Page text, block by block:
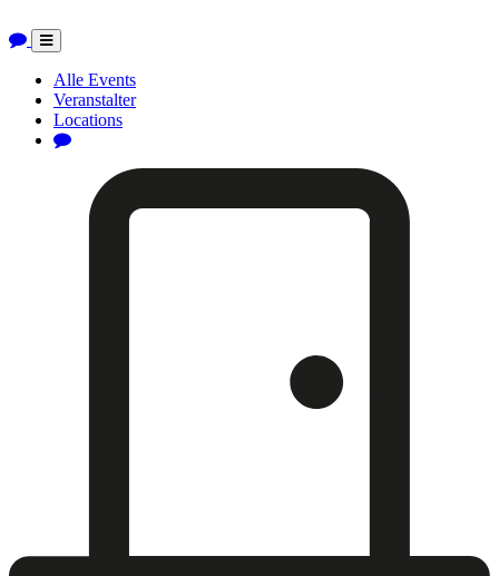
Toggle
navigation
Alle Events
Veranstalter
Locations